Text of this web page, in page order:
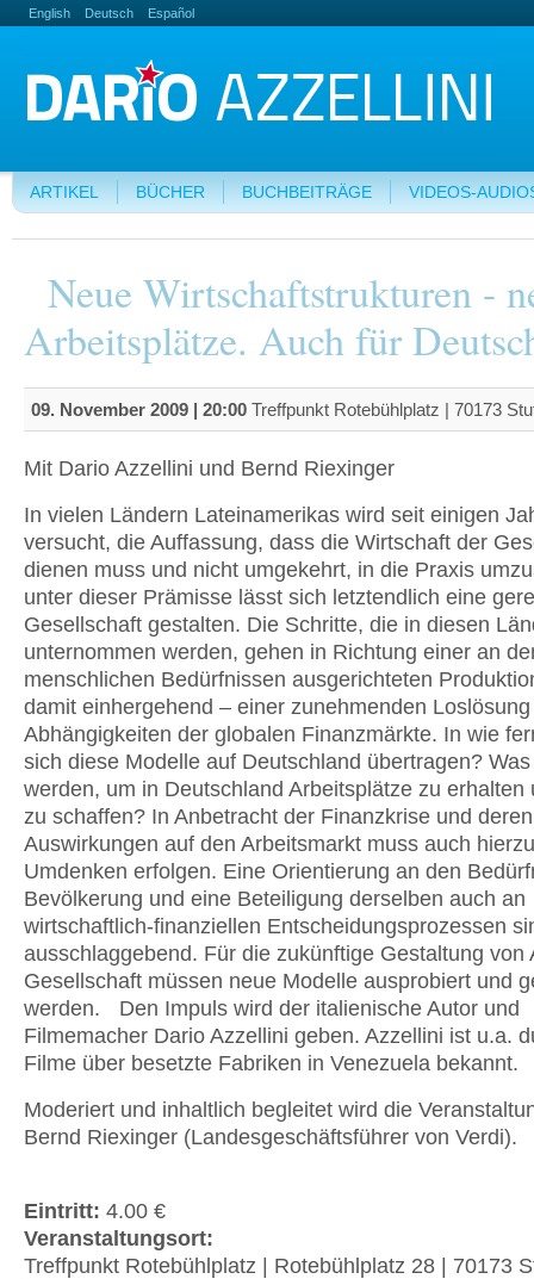
English Deutsch Español
ARTIKEL BÜCHER BUCHBEITRÄGE VIDEOS-
Neue Wirtschaftstrukturen -
Arbeitsplätze. Auch für
09. November 2009 | 20:00 Treffpunkt Rotebühlplatz | 70173
Mit Dario Azzellini und Bernd Riexinger
In vielen Ländern Lateinamerikas wird seit einigen
versucht, die Auffassung, dass die Wirtschaft der
dienen muss und nicht umgekehrt, in die Praxis
unter dieser Prämisse lässt sich letztendlich eine
Gesellschaft gestalten. Die Schritte, die in diesen
unternommen werden, gehen in Richtung einer an
menschlichen Bedürfnissen ausgerichteten
damit einhergehend – einer zunehmenden
Abhängigkeiten der globalen Finanzmärkte. In wie
sich diese Modelle auf Deutschland übertragen?
werden, um in Deutschland Arbeitsplätze zu erhalten
zu schaffen? In Anbetracht der Finanzkrise und deren
Auswirkungen auf den Arbeitsmarkt muss auch
Umdenken erfolgen. Eine Orientierung an den
Bevölkerung und eine Beteiligung derselben auch an
wirtschaftlich-finanziellen Entscheidungsprozessen
ausschlaggebend. Für die zukünftige Gestaltung von
Gesellschaft müssen neue Modelle ausprobiert und
werden. Den Impuls wird der italienische Autor und
Filmemacher Dario Azzellini geben. Azzellini ist u.a.
Filme über besetzte Fabriken in Venezuela bekannt.
Moderiert und inhaltlich begleitet wird die
Bernd Riexinger (Landesgeschäftsführer von Verdi).
Eintritt: 4.00 €
Veranstaltungsort:
Treffpunkt Rotebühlplatz | Rotebühlplatz 28 | 70173